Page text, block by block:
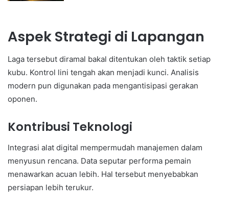
Aspek Strategi di Lapangan
Laga tersebut diramal bakal ditentukan oleh taktik setiap
kubu. Kontrol lini tengah akan menjadi kunci. Analisis
modern pun digunakan pada mengantisipasi gerakan
oponen.
Kontribusi Teknologi
Integrasi alat digital mempermudah manajemen dalam
menyusun rencana. Data seputar performa pemain
menawarkan acuan lebih. Hal tersebut menyebabkan
persiapan lebih terukur.